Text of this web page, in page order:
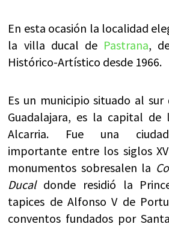
En esta ocasión la localidad
la villa ducal de Pastrana,
Histórico-Artístico desde 1966.
Es un municipio situado al
Guadalajara, es la capital de
Alcarria. Fue una ciudad
importante entre los siglos
monumentos sobresalen la
Ducaldonde residió la
tapices de Alfonso V de
conventos fundados por